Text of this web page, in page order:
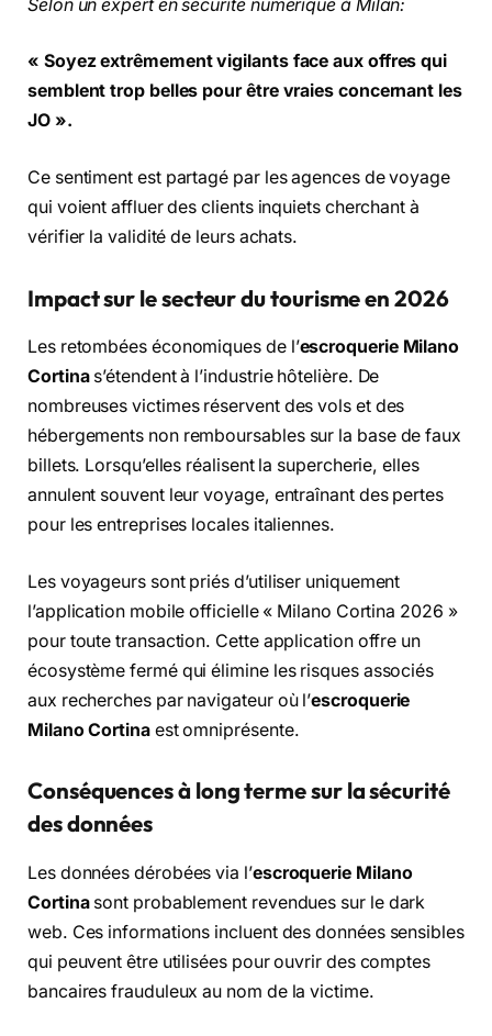
Selon un expert en sécurité numérique à Milan:
« Soyez extrêmement vigilants face aux offres qui
semblent trop belles pour être vraies concernant les
JO ».
Ce sentiment est partagé par les agences de voyage
qui voient affluer des clients inquiets cherchant à
vérifier la validité de leurs achats.
Impact sur le secteur du tourisme en 2026
Les retombées économiques de l’escroquerie Milano
Cortinas’étendent à l’industrie hôtelière. De
nombreuses victimes réservent des vols et des
hébergements non remboursables sur la base de faux
billets. Lorsqu’elles réalisent la supercherie, elles
annulent souvent leur voyage, entraînant des pertes
pour les entreprises locales italiennes.
Les voyageurs sont priés d’utiliser uniquement
l’application mobile officielle « Milano Cortina 2026 »
pour toute transaction. Cette application offre un
écosystème fermé qui élimine les risques associés
aux recherches par navigateur où l’escroquerie
Milano Cortinaest omniprésente.
Conséquences à long terme sur la sécurité
des données
Les données dérobées via l’escroquerie Milano
Cortinasont probablement revendues sur le dark
web. Ces informations incluent des données sensibles
qui peuvent être utilisées pour ouvrir des comptes
bancaires frauduleux au nom de la victime.